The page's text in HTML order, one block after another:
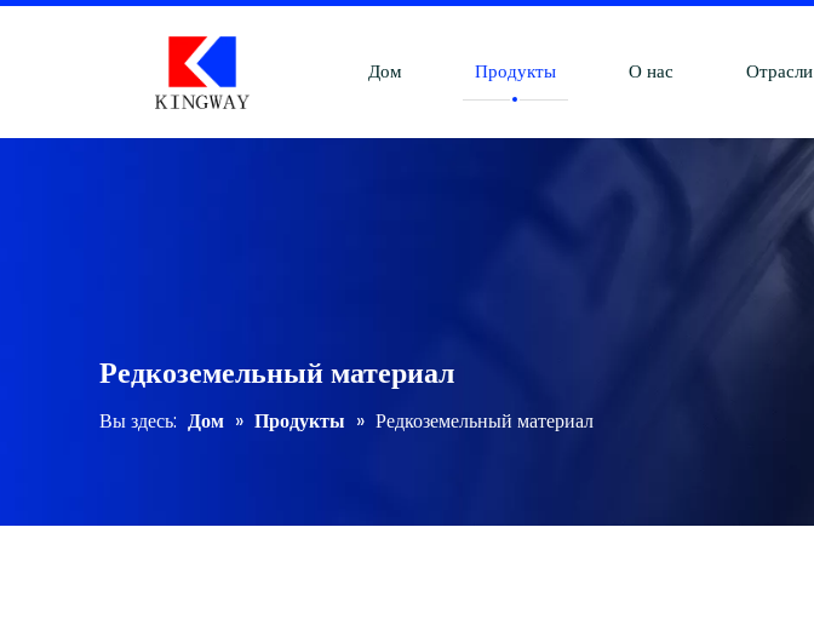
Дом Продукты О нас Отрасли
Редкоземельный материал
Вы здесь: Дом » Продукты » Редкоземельный материал